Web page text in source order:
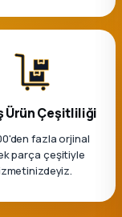
Ürün Çeşitliliği
fazla orjinal
parça çeşitiyle